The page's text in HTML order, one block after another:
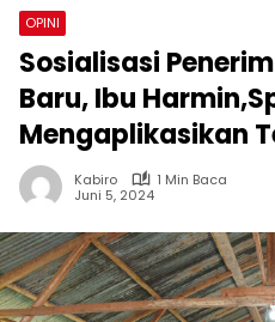
OPINI
Sosialisasi
Baru, Ibu
Mengaplikasikan
Kabiro
1 Min Baca
Juni 5, 2024